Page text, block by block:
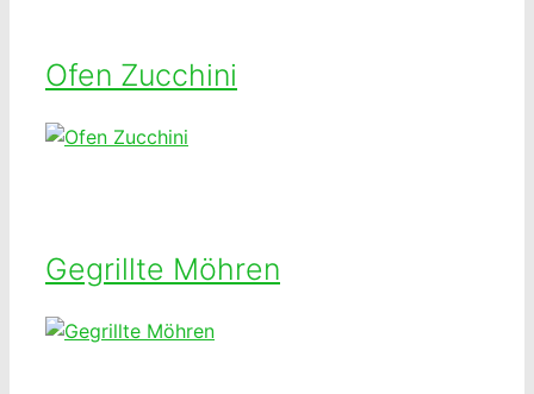
Ofen Zucchini
Gegrillte Möhren